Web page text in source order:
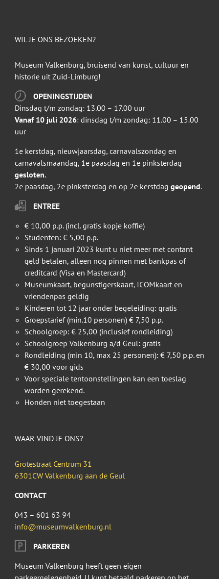
WIL JE ONS BEZOEKEN?
Museum Valkenburg, bruisend van kunst, cultuur en
historie uit Zuid-Limburg!
OPENINGSTIJDEN
Dinsdag t/m zondag: 13.00 – 17.00 uur
Vanaf 10 juli 2026: dinsdag t/m zondag: 11.00 – 15.00
uur
1e kerstdag, nieuwjaarsdag, carnavalszondag en
carnavalsmaandag, 1e paasdag en 1e pinksterdag
gesloten.
2e paasdag, 2e pinksterdag en op 2e kerstdag geopend.
ENTREE
€ 10,00 p.p. (incl. gratis kopje koffie)
Studenten: € 5,00 p.p.
Sinds 1 januari 2023 kunt u niet meer met contant
geld betalen, alleen nog pinnen met bankpas of
creditcard (Visa en Mastercard)
Museumkaart, begunstigerskaart, ICOMkaart en
vriendenpas geldig
Kinderen tot 12 jaar onder begeleiding: gratis
Groepstarief (min.10 personen) € 7,50 p.p.
Schoolgroep: € 25,00 (inclusief rondleiding)
Schoolgroep Valkenburg a/d Geul: gratis
Rondleiding (min 10, max 25 personen): € 7,50 p.p. en
€ 30,00 voor gids
Voor speciale tentoonstellingen kan een toeslag
worden gerekend.
Honden niet toegestaan
WAAR VIND JE ONS?
Grotestraat Centrum 31
6301CW Valkenburg aan de Geul
CONTACT
043 – 601 63 94
info@museumvalkenburg.nl
PARKEREN
Museum Valkenburg heeft geen eigen